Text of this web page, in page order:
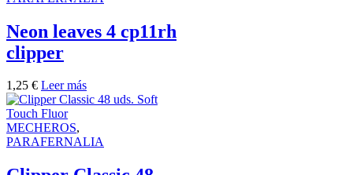
Neon leaves 4 cp11rh
clipper
1,25 € Leer más
MECHEROS,
PARAFERNALIA